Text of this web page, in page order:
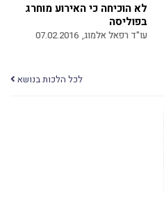
לא הוכיחה כי האירוע מוחרג
בפוליסה
עו"ד רפאל אלמוג, 07.02.2016
לכל הלכות בנושא